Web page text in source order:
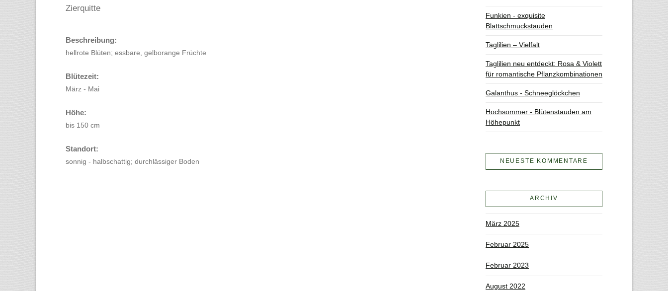
Zierquitte
Beschreibung:
hellrote Blüten; essbare, gelborange Früchte
Blütezeit:
März - Mai
Höhe:
bis 150 cm
Standort:
sonnig - halbschattig; durchlässiger Boden
Funkien - exquisite
Blattschmuckstauden
Taglilien – Vielfalt
Taglilien neu entdeckt: Rosa & Violett
für romantische Pflanzkombinationen
Galanthus - Schneeglöckchen
Hochsommer - Blütenstauden am
Höhepunkt
NEUESTE KOMMENTARE
ARCHIV
März 2025
Februar 2025
Februar 2023
August 2022